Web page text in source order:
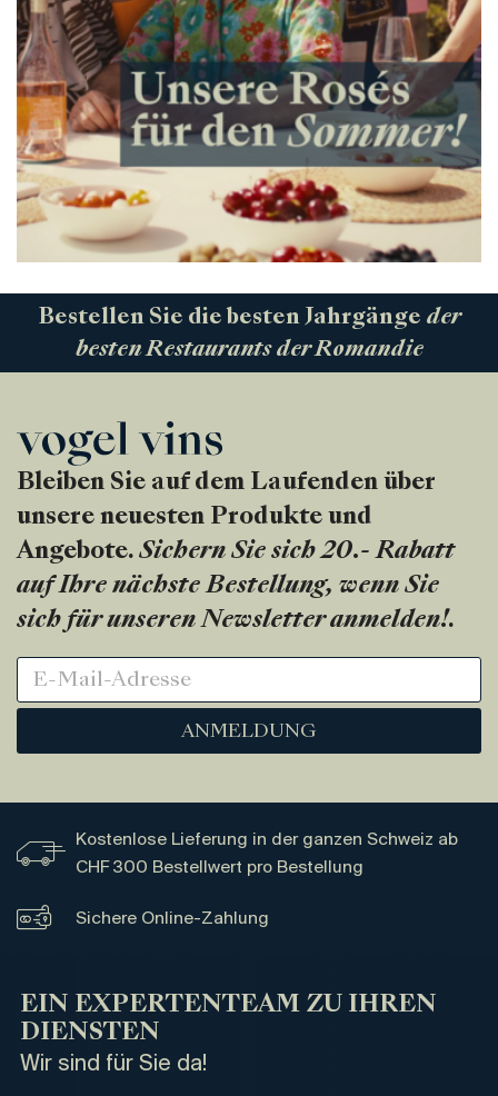
Bestellen Sie die besten Jahrgänge der
besten Restaurants der Romandie
Bleiben Sie auf dem Laufenden über
unsere neuesten Produkte und
Angebote. Sichern Sie sich 20.- Rabatt
auf Ihre nächste Bestellung, wenn Sie
sich für unseren Newsletter anmelden!.
ANMELDUNG
Kostenlose Lieferung in der ganzen Schweiz ab
CHF 300 Bestellwert pro Bestellung
Sichere Online-Zahlung
EIN EXPERTENTEAM ZU IHREN
DIENSTEN
Wir sind für Sie da!